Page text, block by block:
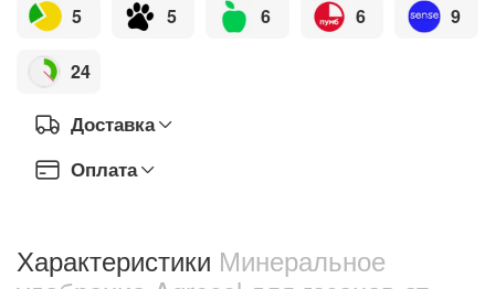
5 5 6 6 9
24
Доставка
Оплата
Характеристики Минеральное